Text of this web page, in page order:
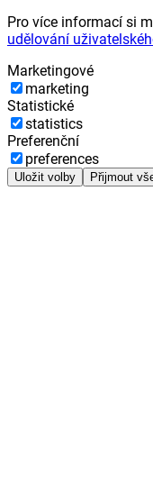
Pro více informací si
udělování
Marketingové
marketing
Statistické
statistics
Preferenční
preferences
Uložit volby Přijmout